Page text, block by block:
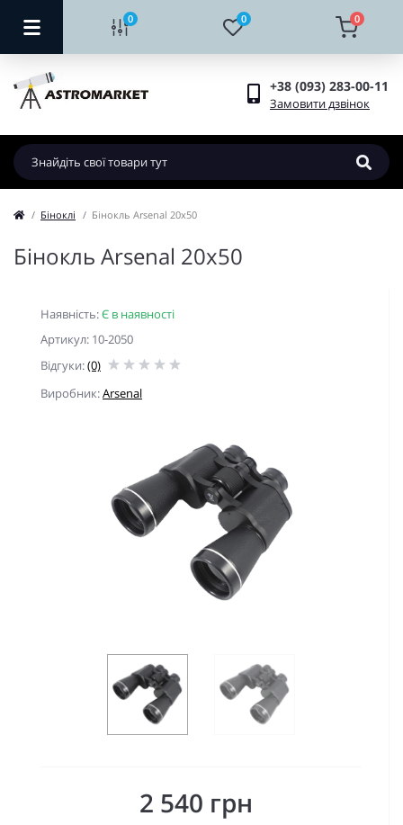
0 0 0
+38 (093) 283-00-11
Замовити дзвінок
Біноклі Бінокль Arsenal 20x50
Бінокль Arsenal 20x50
Наявність:Є в наявності
Артикул: 10-2050
Відгуки:(0)
Виробник:Arsenal
2 540 грн